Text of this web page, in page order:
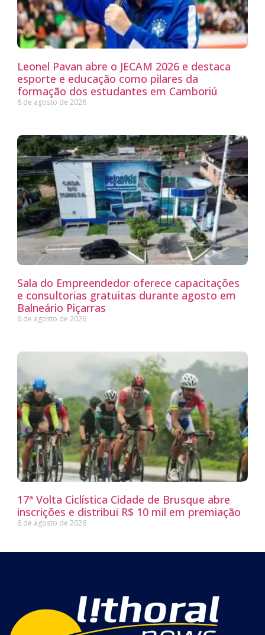
Leonel Pavan abre o JECAM 2026 e destaca
esporte e educação como pilares da
formação dos estudantes em Camboriú
6 de agosto de 2026
Sala do Empreendedor oferece capacitações
e consultorias gratuitas durante agosto em
Balneário Piçarras
6 de agosto de 2026
17ª Volta Ciclística Cidade de Brusque abre
inscrições e distribui R$ 10 mil em premiação
6 de agosto de 2026